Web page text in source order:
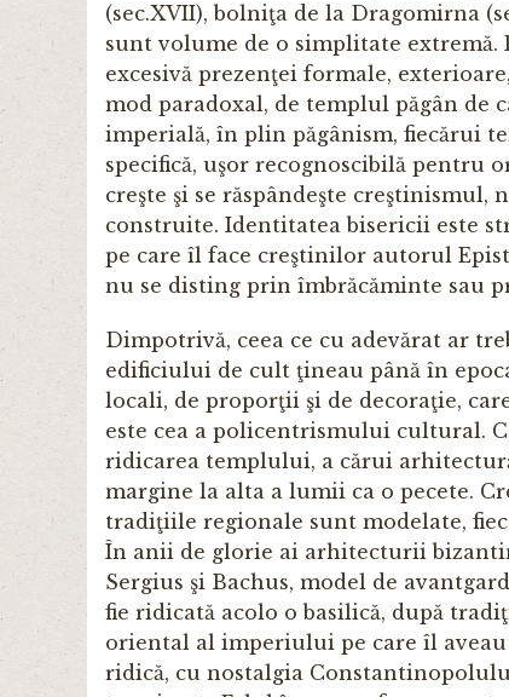
(sec.XVII), bolniţa de la Dragomirna
sunt volume de o simplitate extremă.
excesivă prezenţei formale,
mod paradoxal, de templul păgân de
imperială, în plin păgânism, fiecărui
specifică, uşor recognoscibilă pentru
creşte şi se răspândeşte
construite. Identitatea bisericii este
pe care îl face creştinilor autorul
nu se disting prin îmbrăcăminte sau
Dimpotrivă, ceea ce cu adevărat ar
edificiului de cult ţineau până în
locali, de proporţii şi de decoraţie,
este cea a policentrismului cultural.
ridicarea templului, a cărui
margine la alta a lumii ca o pecete.
tradiţiile regionale sunt modelate,
În anii de glorie ai arhitecturii
Sergius şi Bachus, model de
fie ridicată acolo o basilică, după
oriental al imperiului pe care îl
ridică, cu nostalgia